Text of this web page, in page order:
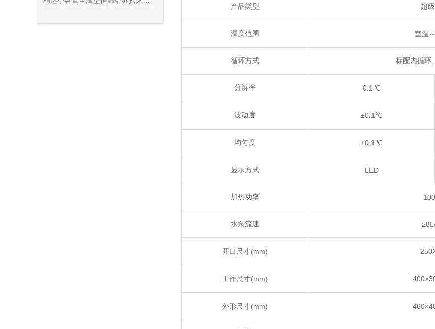
产品类型 超
温度范围 室温～
循环方式 标配内循环
分辨率 0.1 ℃
波动度 ±0.1 ℃
均匀度 ±0.1 ℃
显示方式 LED
加热功率
水泵流速
开口尺寸(mm)
工作尺寸(mm)
外形尺寸(mm)